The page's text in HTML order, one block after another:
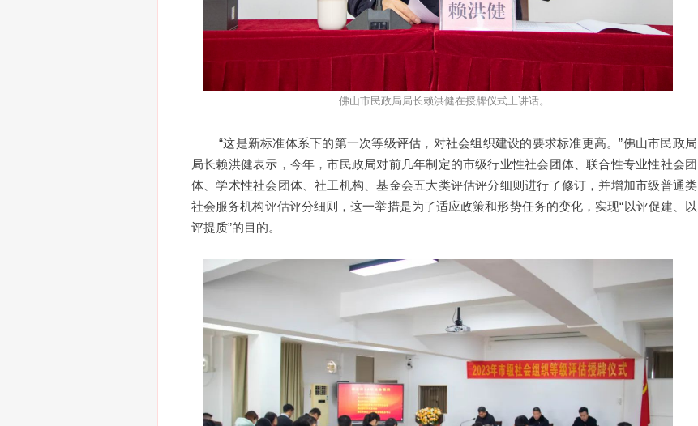
佛山市民政局局长赖洪健在授牌仪式上讲话。
“这是新标准体系下的第一次等级评估，对社会组织建设的要求标准更高。”佛山市民政局
局长赖洪健表示，今年，市民政局对前几年制定的市级行业性社会团体、联合性专业性社会团
体、学术性社会团体、社工机构、基金会五大类评估评分细则进行了修订，并增加市级普通类
社会服务机构评估评分细则，这一举措是为了适应政策和形势任务的变化，实现“以评促建、以
评提质”的目的。